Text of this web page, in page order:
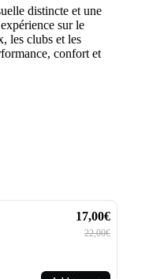
distincte et une
sur le
les clubs et les
confort et
17,00€
22,00€